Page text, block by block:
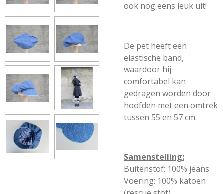
ook nog eens leuk uit!
De pet heeft een
elastische band,
waardoor hij
comfortabel kan
gedragen worden door
hoofden met een omtrek
tussen 55 en 57 cm.
Samenstelling:
Buitenstof: 100% jeans
Voering: 100% katoen